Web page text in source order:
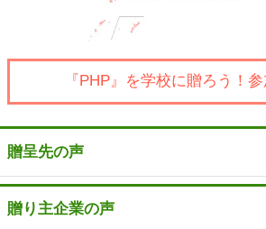
『PHP』を学校に贈ろう！
贈呈先の声
贈り主企業の声